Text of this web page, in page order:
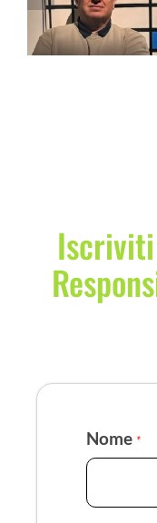
COMMUNITY
Vice-
Nome *